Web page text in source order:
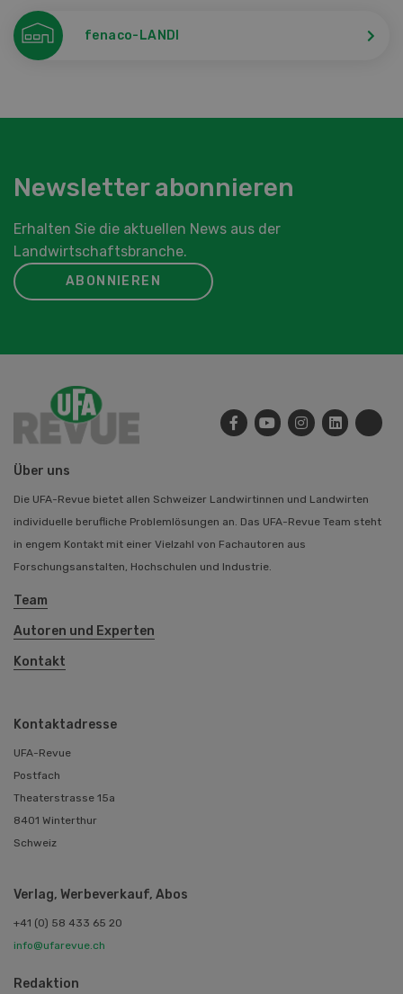
fenaco-LANDI
Newsletter abonnieren
Erhalten Sie die aktuellen News aus der
Landwirtschaftsbranche.
ABONNIEREN
Über uns
Die UFA-Revue bietet allen Schweizer Landwirtinnen und Landwirten
individuelle berufliche Problemlösungen an. Das UFA-Revue Team steht
in engem Kontakt mit einer Vielzahl von Fachautoren aus
Forschungsanstalten, Hochschulen und Industrie.
Team
Autoren und Experten
Kontakt
Kontaktadresse
UFA-Revue
Postfach
Theaterstrasse 15a
8401 Winterthur
Schweiz
Verlag, Werbeverkauf, Abos
+41 (0) 58 433 65 20
info@ufarevue.ch
Redaktion